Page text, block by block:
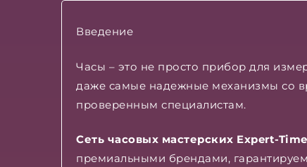
Введение
Часы – это не просто прибор для
даже самые надежные механизмы со
проверенным специалистам.
Сеть часовых мастерских Expert-Time
премиальными брендами, гарантируем